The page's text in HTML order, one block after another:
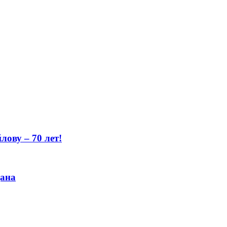
– 70 лет!